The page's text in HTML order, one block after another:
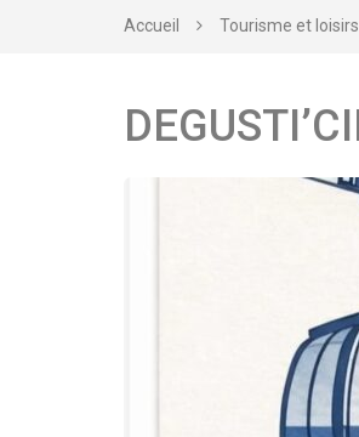
Accueil Tourisme et loisirs